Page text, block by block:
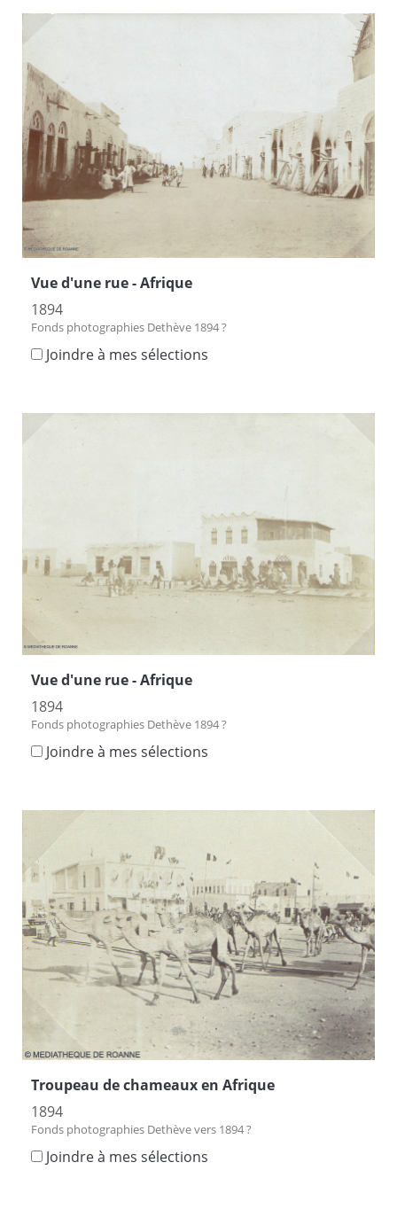
Vue d'une rue - Afrique
1894
Fonds photographies Dethève 1894 ?
Joindre à mes sélections
Vue d'une rue - Afrique
1894
Fonds photographies Dethève 1894 ?
Joindre à mes sélections
Troupeau de chameaux en Afrique
1894
Fonds photographies Dethève vers 1894 ?
Joindre à mes sélections